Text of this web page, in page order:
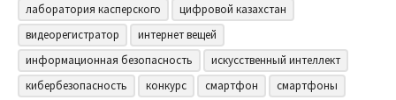
лаборатория касперского
цифровой казахстан
видеорегистратор
интернет вещей
информационная безопасность
искусственный интеллект
кибербезопасность
конкурс смартфон
смартфоны